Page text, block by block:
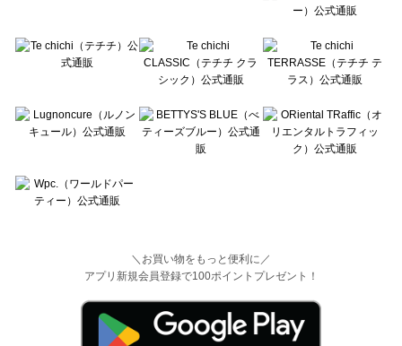
＼お買い物をもっと便利に／
アプリ新規会員登録で100ポイントプレゼント！